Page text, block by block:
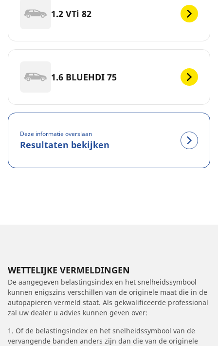
1.2 VTi 82
1.6 BLUEHDI 75
Deze informatie overslaan
Resultaten bekijken
WETTELIJKE VERMELDINGEN
De aangegeven belastingsindex en het snelheidssymbool
kunnen enigszins verschillen van de originele maat die in de
autopapieren vermeld staat. Als gekwalificeerde professional
zal uw dealer u advies kunnen geven over:
1. Of de belastingsindex en het snelheidssymbool van de
vervangende banden anders zijn dan die van de originele